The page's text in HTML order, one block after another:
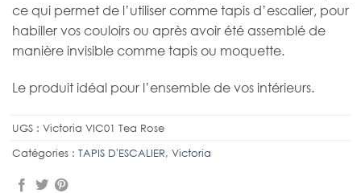
ce qui permet de l’utiliser comme tapis d’escalier, pour
habiller vos couloirs ou après avoir été assemblé de
manière invisible comme tapis ou moquette.
Le produit idéal pour l’ensemble de vos intérieurs.
UGS : Victoria VIC01 Tea Rose
Catégories : TAPIS D'ESCALIER, Victoria